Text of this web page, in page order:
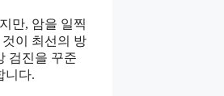
만, 암을 일찍
이 최선의 방
검진을 꾸준
니다.